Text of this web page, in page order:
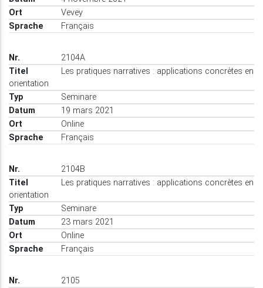
Vevey
Français
2104A
Les pratiques narratives : applications concrètes en
orientation
Seminare
19 mars 2021
Online
Français
2104B
Les pratiques narratives : applications concrètes en
orientation
Seminare
23 mars 2021
Online
Français
2105